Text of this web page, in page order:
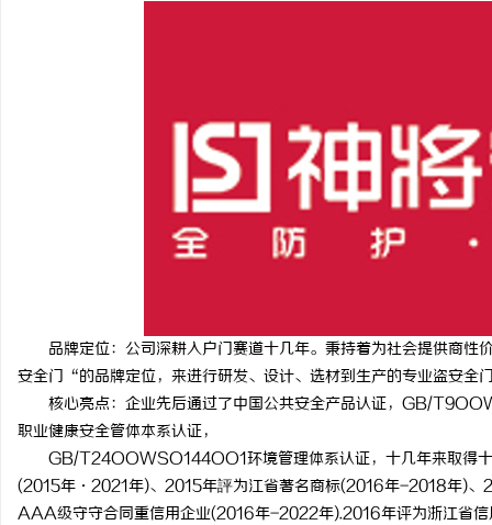
品牌定位：公司深耕入户门赛道十几年。秉持着为社会提供商性
安全门“的品牌定位，来进行研发、设计、选材到生产的专业盗安全
核心亮点：企业先后通过了中国公共安全产品认证，GB/
职业健康安全管体本系认证，
GB/T24OOWSO144OO1环境管理体系认证，十几年来取得十
(2015年·2021年)、2015年評为江省著名商标(2016年-2018年)
AAA级守守合同重信用企业(2016年-2022年).2016年评为浙江省